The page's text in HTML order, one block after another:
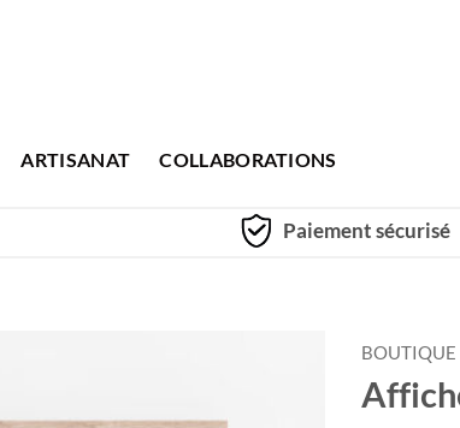
ARTISANAT COLLABORATIONS
Paiement sécurisé
BOUTIQUE